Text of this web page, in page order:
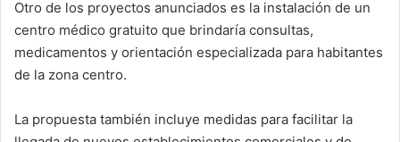
Otro de los proyectos anunciados es la instalación de un
centro médico gratuito que brindaría consultas,
medicamentos y orientación especializada para habitantes
de la zona centro.
La propuesta también incluye medidas para facilitar la